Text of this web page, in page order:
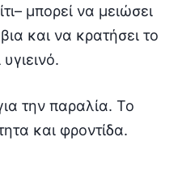
μπορεί να μειώσει
και να κρατήσει το
την παραλία. Το
και φροντίδα.